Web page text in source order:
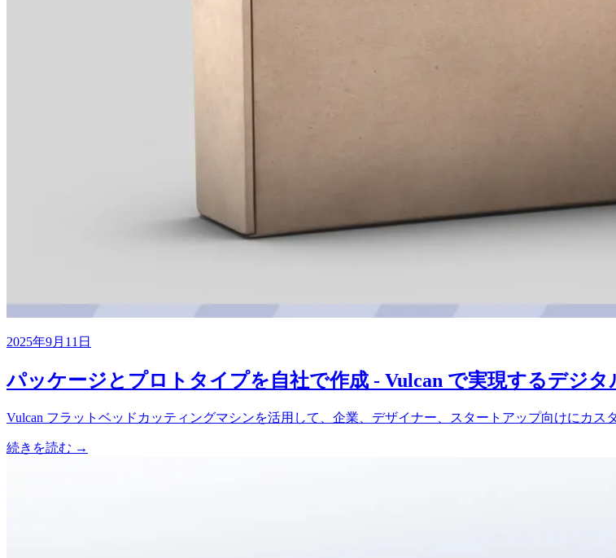
2025年9月11日
パッケージとプロトタイプを自社で作成 - Vulcan で実現するデジタ
Vulcan フラットベッドカッティングマシンを活用して、企業、デザイナー、スタートアップ向けにカス
続きを読む →